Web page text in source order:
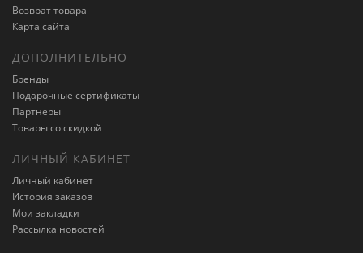
Возврат товара
Карта сайта
ДОПОЛНИТЕЛЬНО
Бренды
Подарочные сертификаты
Партнёры
Товары со скидкой
ЛИЧНЫЙ КАБИНЕТ
Личный кабинет
История заказов
Мои закладки
Рассылка новостей